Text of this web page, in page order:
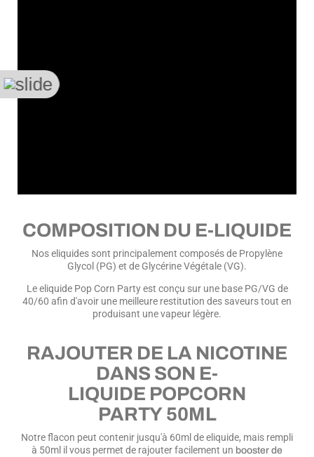
COMPOSITION DU E-LIQUIDE
Nos eliquides sont principalement composés de Propylène
Glycol (PG) et de Glycérine Végétale (VG).
Le eliquide Pop Corn Party est conçu sur une base PG/VG de
40/60 afin d'avoir une meilleure restitution des saveurs tout en
produisant une vapeur légère.
RAJOUTER DE LA NICOTINE
DANS SON E-
LIQUIDE POPCORN
PARTY 50ML
Notre flacon peut contenir jusqu'à 60ml de eliquide, mais rempli
à 50ml il vous permet de rajouter facilement un booster de